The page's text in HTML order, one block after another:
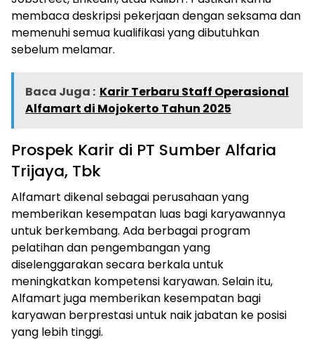
membaca deskripsi pekerjaan dengan seksama dan
memenuhi semua kualifikasi yang dibutuhkan
sebelum melamar.
Baca Juga : Karir Terbaru Staff Operasional
Alfamart di Mojokerto Tahun 2025
Prospek Karir di PT Sumber Alfaria
Trijaya, Tbk
Alfamart dikenal sebagai perusahaan yang
memberikan kesempatan luas bagi karyawannya
untuk berkembang. Ada berbagai program
pelatihan dan pengembangan yang
diselenggarakan secara berkala untuk
meningkatkan kompetensi karyawan. Selain itu,
Alfamart juga memberikan kesempatan bagi
karyawan berprestasi untuk naik jabatan ke posisi
yang lebih tinggi.